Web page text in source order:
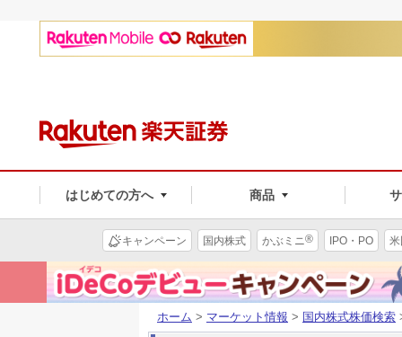
はじめての方へ 商品
キャンペーン 国内株式 かぶミニ® IPO・PO
ホーム > マーケット情報 > 国内株式株価検索